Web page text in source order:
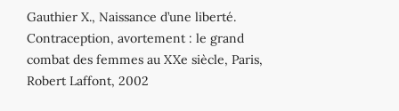
Gauthier X., Naissance d’une liberté.
Contraception, avortement : le grand
combat des femmes au XXe siècle, Paris,
Robert Laffont, 2002